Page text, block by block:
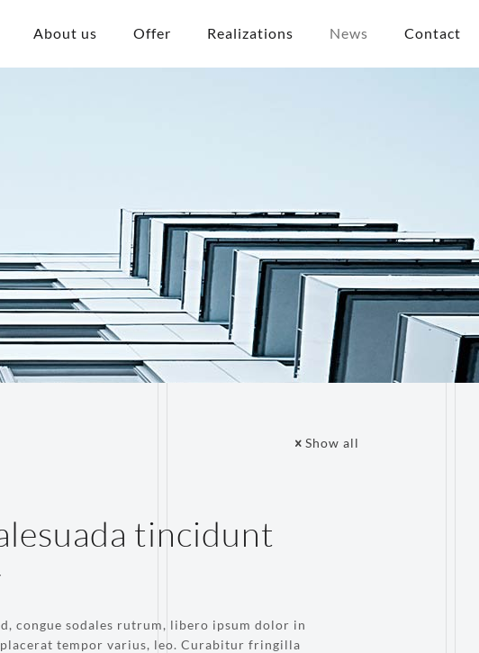
About us Offer Realizations News Contact
Show all
tincidunt
congue sodales rutrum, libero ipsum dolor in
tempor varius, leo. Curabitur fringilla